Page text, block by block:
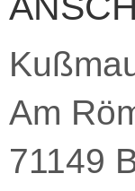
Am
71149